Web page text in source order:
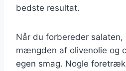
bedste resultat.
Når du forbereder salaten,
mængden af olivenolie og
egen smag. Nogle